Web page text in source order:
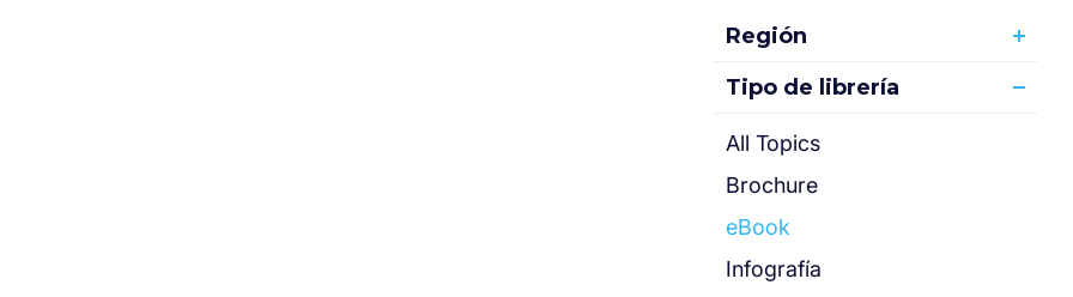
Región
Tipo de librería
All Topics
Brochure
eBook
Infografía